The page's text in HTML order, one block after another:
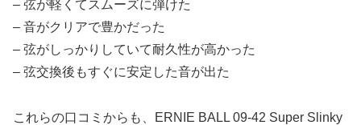
– 弦が軽くてスムーズに弾けた
– 音がクリアで豊かだった
– 弦がしっかりしていて耐久性が高かった
– 弦交換後もすぐに安定した音が出た
これらの口コミからも、ERNIE BALL 09-42 Super Slinky